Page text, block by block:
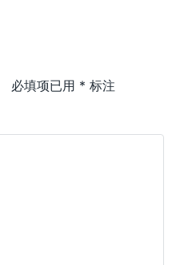
必填项已用 * 标注